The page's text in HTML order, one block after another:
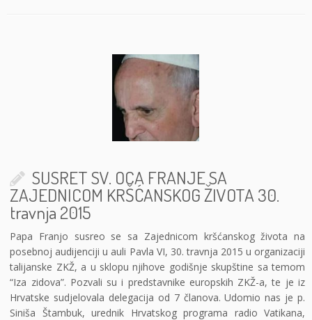
SUSRET SV. OCA FRANJE SA
ZAJEDNICOM KRŠĆANSKOG ŽIVOTA 30.
travnja 2015
Papa Franjo susreo se sa Zajednicom kršćanskog života na
posebnoj audijenciji u auli Pavla VI, 30. travnja 2015 u organizaciji
talijanske ZKŽ, a u sklopu njihove godišnje skupštine sa temom
“Iza zidova”. Pozvali su i predstavnike europskih ZKŽ-a, te je iz
Hrvatske sudjelovala delegacija od 7 članova. Udomio nas je p.
Siniša Štambuk, urednik Hrvatskog programa radio Vatikana,